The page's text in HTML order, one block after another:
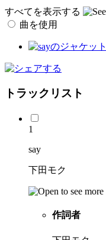
すべてを表示する
曲を使用
トラックリスト
1
say
下田モク
作詞者